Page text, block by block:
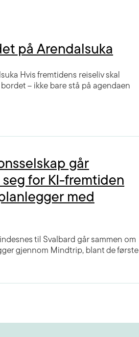
på Arendalsuka
Hvis fremtidens reiseliv skal
– ikke bare stå på agendaen
går
for KI-fremtiden
med
til Svalbard går sammen om
gjennom Mindtrip, blant de første